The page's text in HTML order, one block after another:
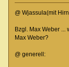
@ Wjassula(mit
Bzgl. Max Weber
Max Weber?
@ generell: